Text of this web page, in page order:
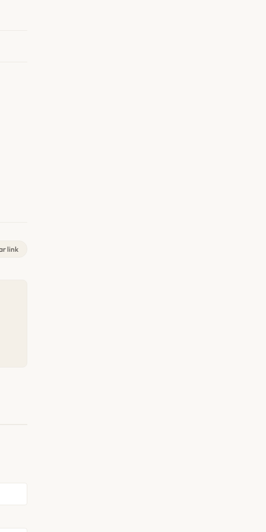
link